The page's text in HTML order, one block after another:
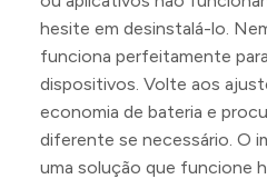
hesite em desinstalá-lo.
funciona perfeitamente
dispositivos. Volte aos
economia de bateria e
diferente se necessário. O
uma solução que funcione